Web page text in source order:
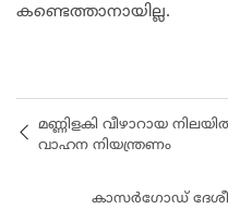
കണ്ടെത്താനായില്ല.
മണ്ണിളകി വീഴാറായ
വാഹന നിയന്ത്രണം
കാസർഗോഡ്